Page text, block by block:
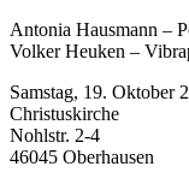
Antonia Hausmann –
Volker Heuken –
Samstag, 19. Oktober
Christuskirche
Nohlstr. 2-4
46045 Oberhausen